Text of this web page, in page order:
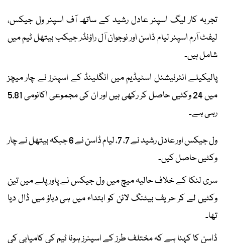
تجربہ کار لیگ اسپنر عادل رشید کے ساتھ آف اسپنر ول جیکس،
لیفٹ آرم اسپنر لیام ڈاسن اور نوجوان آل راؤنڈر جیکب بیتھل ٹیم میں
شامل ہیں۔
پالیکیلے انٹرنیشنل اسٹیڈیم میں انگلینڈ کے اسپنرز نے چار میچز
میں 24 وکٹیں حاصل کر رکھی ہیں اور ان کی مجموعی اکانومی 5.81
رہی ہے۔
ول جیکس اور عادل رشید نے 7، 7، لیام ڈاسن نے 6 جبکہ بیتھل نے چار
وکٹیں حاصل کیں۔
سری لنکا کے خلاف حالیہ میچ میں ول جیکس نے پاور پلے میں تین
وکٹیں لے کر حریف بیٹنگ لائن کو ابتداء میں ہی دباؤ میں ڈال دیا
تھا۔
ڈاسن کا کہنا ہے کہ مختلف طرز کے اسپنرز ہونا ٹیم کی کامیابی کی